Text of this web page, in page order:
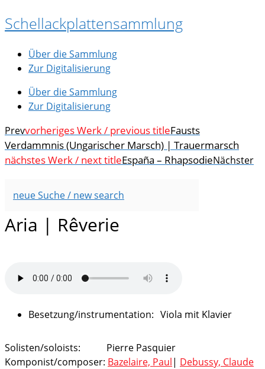
Zum
Inhalt
springen
Schellackplattensammlung
Über die Sammlung
Zur Digitalisierung
Über die Sammlung
Zur Digitalisierung
Prevvorheriges Werk / previous titleFausts
Verdammnis (Ungarischer Marsch) | Trauermarsch
nächstes Werk / next titleEspaña – RhapsodieNächster
neue Suche / new search
Aria | Rêverie
Viola mit Klavier
Solisten/soloists:
Pierre Pasquier
Komponist/composer: Bazelaire, Paul| Debussy, Claude